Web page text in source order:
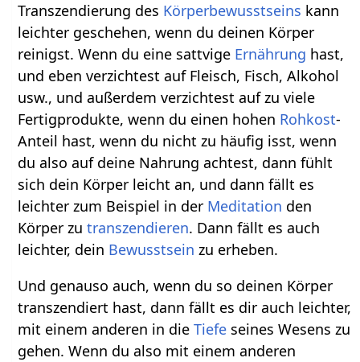
Transzendierung des Körperbewusstseins kann
leichter geschehen, wenn du deinen Körper
reinigst. Wenn du eine sattvige Ernährung hast,
und eben verzichtest auf Fleisch, Fisch, Alkohol
usw., und außerdem verzichtest auf zu viele
Fertigprodukte, wenn du einen hohen Rohkost-
Anteil hast, wenn du nicht zu häufig isst, wenn
du also auf deine Nahrung achtest, dann fühlt
sich dein Körper leicht an, und dann fällt es
leichter zum Beispiel in der Meditation den
Körper zutranszendieren. Dann fällt es auch
leichter, dein Bewusstsein zu erheben.
Und genauso auch, wenn du so deinen Körper
transzendiert hast, dann fällt es dir auch leichter,
mit einem anderen in dieTiefe seines Wesens zu
gehen. Wenn du also mit einem anderen